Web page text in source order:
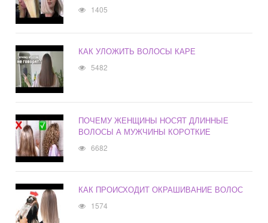
1405
КАК УЛОЖИТЬ ВОЛОСЫ КАРЕ
5482
ПОЧЕМУ ЖЕНЩИНЫ НОСЯТ ДЛИННЫЕ
ВОЛОСЫ А МУЖЧИНЫ КОРОТКИЕ
6682
КАК ПРОИСХОДИТ ОКРАШИВАНИЕ ВОЛОС
1574